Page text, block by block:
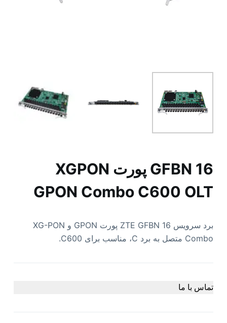
GFBN 16 پورت XGPON
GPON Combo C600 OLT
برد سرویس ZTE GFBN 16 پورت GPON و XG-PON
Combo متصل به برد C، مناسب برای C600.
تماس با ما